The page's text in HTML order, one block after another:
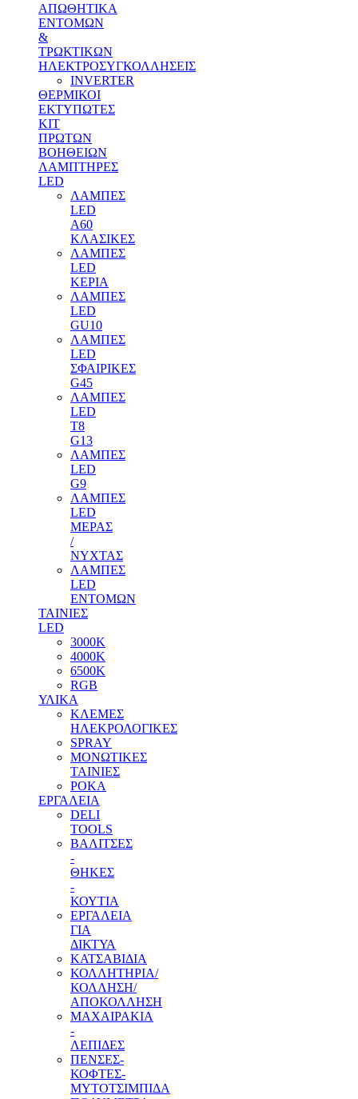
ΑΠΩΘΗΤΙΚΑ
ΕΝΤΟΜΩΝ
&
ΤΡΩΚΤΙΚΩΝ
ΗΛΕΚΤΡΟΣΥΓΚΟΛΛΗΣΕΙΣ
INVERTER
ΘΕΡΜΙΚΟΙ
ΕΚΤΥΠΩΤΕΣ
ΚΙΤ
ΠΡΩΤΩΝ
ΒΟΗΘΕΙΩΝ
ΛΑΜΠΤΗΡΕΣ
LED
ΛΑΜΠΕΣ
LED
Α60
ΚΛΑΣΙΚΕΣ
ΛΑΜΠΕΣ
LED
ΚΕΡΙΑ
ΛΑΜΠΕΣ
LED
GU10
ΛΑΜΠΕΣ
LED
ΣΦΑΙΡΙΚΕΣ
G45
ΛΑΜΠΕΣ
LED
T8
G13
ΛΑΜΠΕΣ
LED
G9
ΛΑΜΠΕΣ
LED
ΜΕΡΑΣ
/
ΝΥΧΤΑΣ
ΛΑΜΠΕΣ
LED
ΕΝΤΟΜΩΝ
ΤΑΙΝΙΕΣ
LED
3000Κ
4000Κ
6500Κ
RGB
ΥΛΙΚΑ
ΚΛΕΜΕΣ
ΗΛΕΚΡΟΛΟΓΙΚΕΣ
SPRAY
ΜΟΝΩΤΙΚΕΣ
ΤΑΙΝΙΕΣ
ΡΟΚΑ
ΕΡΓΑΛΕΙΑ
DELI
TOOLS
ΒΑΛΙΤΣΕΣ
-
ΘΗΚΕΣ
-
ΚΟΥΤΙΑ
ΕΡΓΑΛΕΙΑ
ΓΙΑ
ΔΙΚΤΥΑ
ΚΑΤΣΑΒΙΔΙΑ
ΚΟΛΛΗΤΗΡΙΑ/
ΚΟΛΛΗΣΗ/
ΑΠΟΚΟΛΛΗΣΗ
ΜΑΧΑΙΡΑΚΙΑ
-
ΛΕΠΙΔΕΣ
ΠΕΝΣΕΣ-
ΚΟΦΤΕΣ-
ΜΥΤΟΤΣΙΜΠΙΔΑ